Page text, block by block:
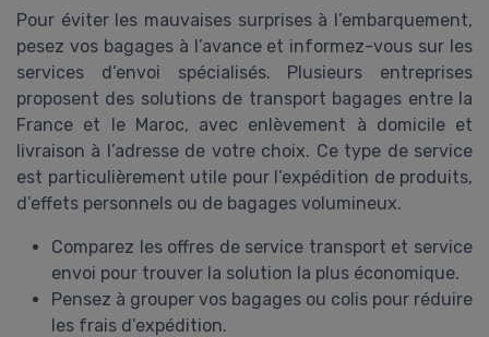
Pour éviter les mauvaises surprises à l’embarquement,
pesez vos bagages à l’avance et informez-vous sur les
services d’envoi spécialisés. Plusieurs entreprises
proposent des solutions de transport bagages entre la
France et le Maroc, avec enlèvement à domicile et
livraison à l’adresse de votre choix. Ce type de service
est particulièrement utile pour l’expédition de produits,
d’effets personnels ou de bagages volumineux.
Comparez les offres de service transport et service
envoi pour trouver la solution la plus économique.
Pensez à grouper vos bagages ou colis pour réduire
les frais d’expédition.